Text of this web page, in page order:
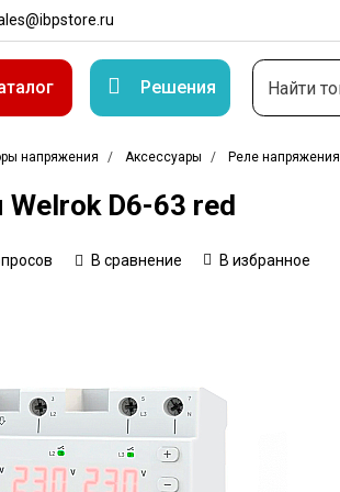
Решения
напряжения Аксессуары Реле напряжения
D6-63 red
В сравнение В избранное